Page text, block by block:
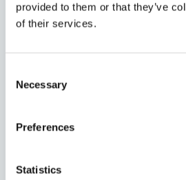
provided to them or that they’ve
of their services.
Selection
Necessary
Preferences
Statistics
Egenskaper